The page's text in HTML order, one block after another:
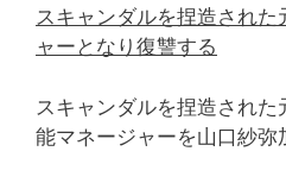
スキャンダルを捏造され
ャーとなり復讐する
スキャンダルを捏造された
能マネージャーを山口紗弥